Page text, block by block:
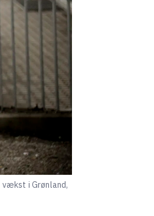
i Grønland,